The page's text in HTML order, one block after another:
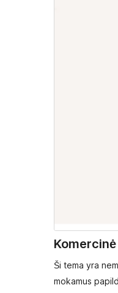
Ši tema yra
mokamus